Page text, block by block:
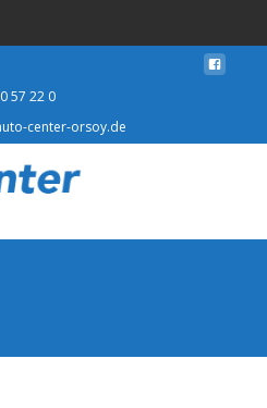
57 22 0
center-orsoy.de